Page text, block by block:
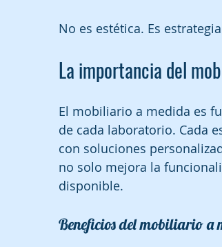
No es estética. Es
La importancia del
El mobiliario a medida es
de cada laboratorio. Cada
con soluciones
no solo mejora la
disponible.
Beneficios del mobiliario a